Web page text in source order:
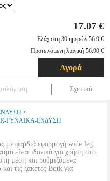
17.07 €
Ελάχιστη 30 ημερών 56.9 €
Προτεινόμενη λιανική 56.90 €
Αγορά
Σχετικά
•
ΓΥΝΑΙΚΑ-ΕΝΔΥΣΗ
με φαρδιά εφαρμογή wide leg.
είναι ιδανικό για χρήση στο
μέση και ρυθμιζόμενα
τις ζακέτες Bdtk για